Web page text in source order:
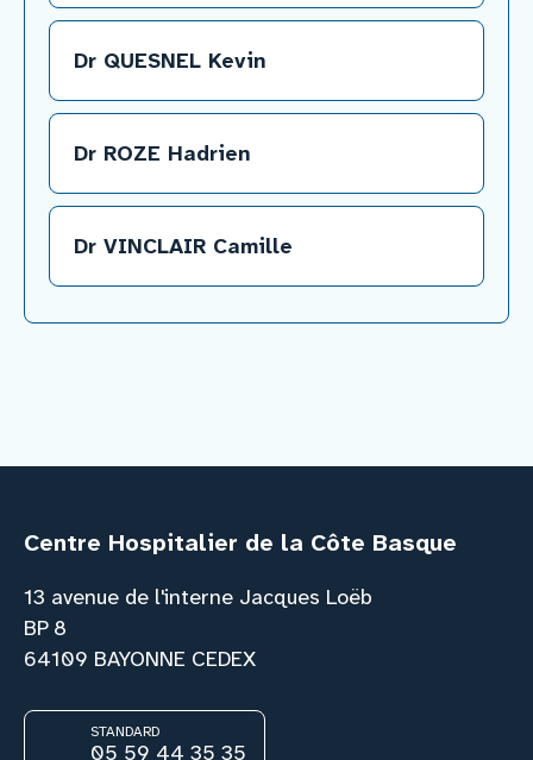
Dr QUESNEL Kevin
Dr ROZE Hadrien
Dr VINCLAIR Camille
Centre Hospitalier de la Côte Basque
13 avenue de l'interne Jacques Loëb
BP 8
64109 BAYONNE CEDEX
STANDARD
05 59 44 35 35